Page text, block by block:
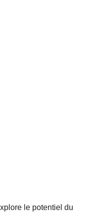
le potentiel du